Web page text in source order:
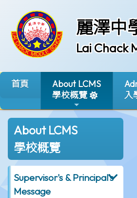
麗澤中
Lai Chack
首頁
About LCMS
學校概覽
入
About LCMS
學校概覽
Supervisor's & Principal's
Message